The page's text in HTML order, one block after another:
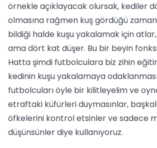
örnekle açıklayacak olursak, kediler
olmasına rağmen kuş gördüğü
bildiği halde kuşu yakalamak için
ama dört kat düşer. Bu bir beyin
Hatta şimdi futbolculara biz zihin
kedinin kuşu yakalamaya
futbolcuları öyle bir kilitleyelim ve
etraftaki küfürleri duymasınlar,
öfkelerini kontrol etsinler ve sadece
düşünsünler diye kullanıyoruz.